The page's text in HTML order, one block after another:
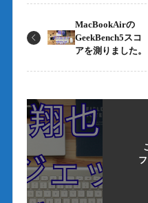
MacBookAirの
GeekBench5スコ
アを測りました。